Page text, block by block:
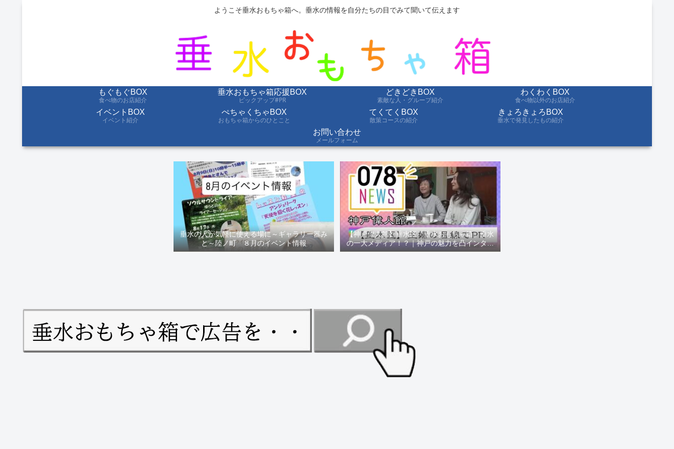
ようこそ垂水おもちゃ箱へ。垂水の情報を自分たちの目でみて聞いて伝えます
もぐもぐBOX
食べ物のお店紹介
垂水おもちゃ箱応援BOX
ピックアップ#PR
どきどきBOX
素敵な人・グループ紹介
わくわくBOX
食べ物以外のお店紹介
イベントBOX
イベント紹介
ぺちゃくちゃBOX
おもちゃ箱からのひとこと
てくてくBOX
散策コースの紹介
きょろきょろBOX
垂水で発見したもの紹介
お問い合わせ
メールフォーム
垂水の人が気軽に使える場に～ギャラリー器み
と～陸ノ町 ８月のイベント情報
【神戸偉人館】垂水区「垂水おもちゃ箱」垂水
の一大メディア！？｜神戸の魅力を凸インタビ
ュー！！【078NEWS( 078ニュース)】